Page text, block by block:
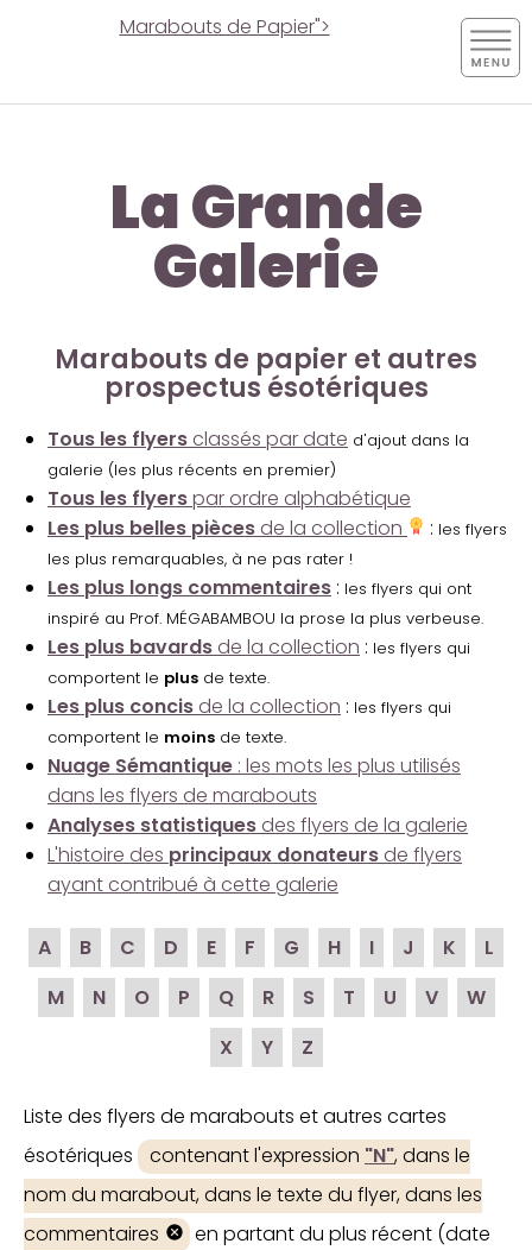
Marabouts de Papier">
La Grande
Galerie
Marabouts de papier et autres
prospectus ésotériques
Tous les flyers classés par date d'ajout dans la
galerie (les plus récents en premier)
Tous les flyerspar ordre alphabétique
Les plus belles pièces de la collection : les flyers
les plus remarquables, à ne pas rater !
Les plus longs commentaires : les flyers qui ont
inspiré au Prof. MÉGABAMBOU la prose la plus verbeuse.
Les plus bavards de la collection : les flyers qui
comportent le plus de texte.
Les plus concis de la collection : les flyers qui
comportent le moins de texte.
Nuage Sémantique : les mots les plus utilisés
dans les flyers de marabouts
Analyses statistiques des flyers de la galerie
L'histoire des principaux donateurs de flyers
ayant contribué à cette galerie
A B C D E F G H I J K
L
M
N O P Q R S T U V
W
X
Y Z
Liste des flyers de marabouts et autres cartes
ésotériques
contenant l'expression "N", dans le
nom du marabout, dans le texte du flyer, dans les
commentaires
en partant du plus récent (date